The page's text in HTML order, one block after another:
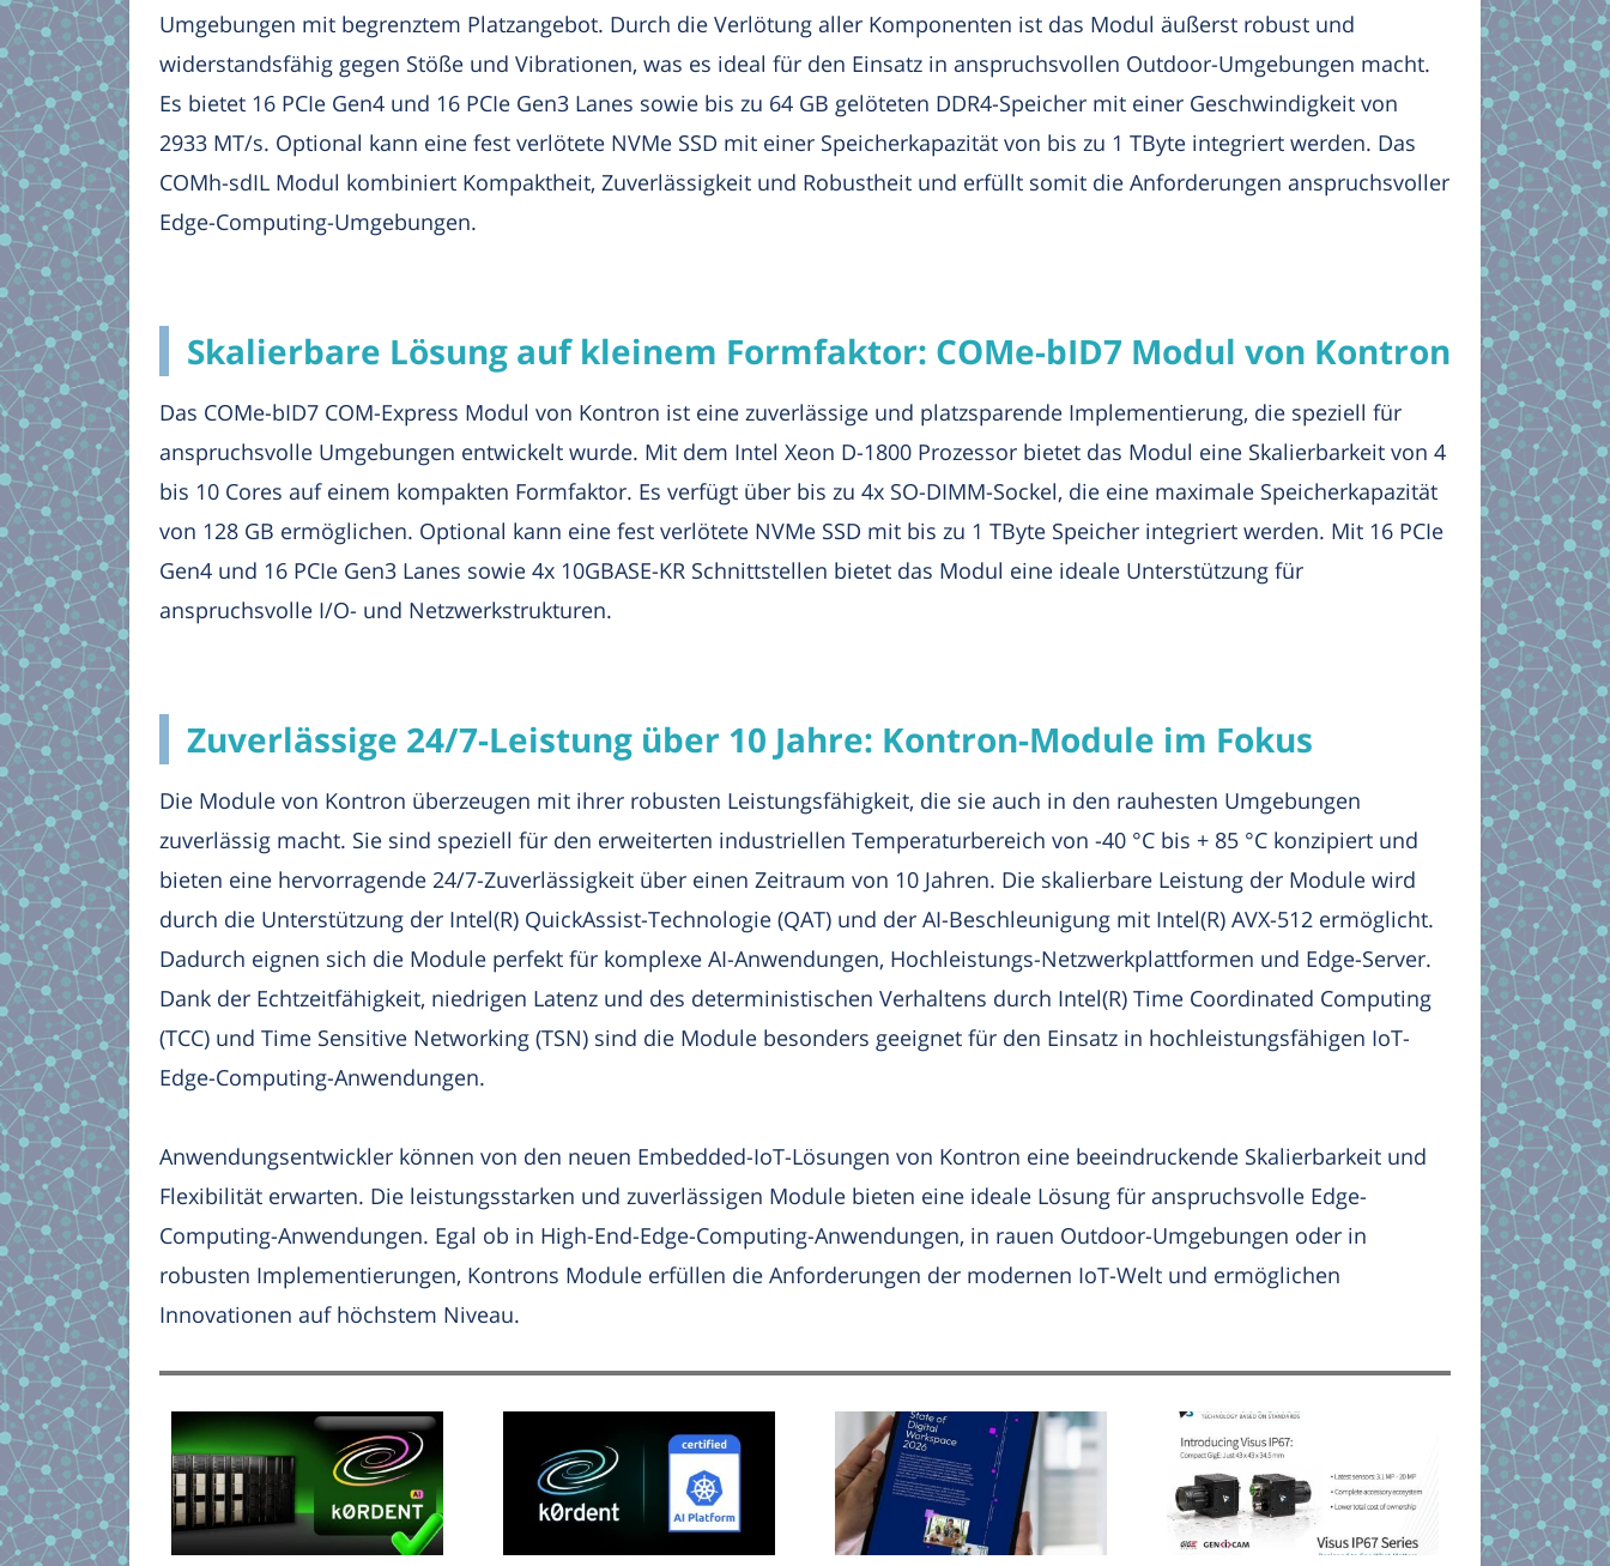
Umgebungen mit begrenztem Platzangebot. Durch die Verlötung aller Komponenten ist das Modul äußerst robust und
widerstandsfähig gegen Stöße und Vibrationen, was es ideal für den Einsatz in anspruchsvollen Outdoor-Umgebungen macht.
Es bietet 16 PCIe Gen4 und 16 PCIe Gen3 Lanes sowie bis zu 64 GB gelöteten DDR4-Speicher mit einer Geschwindigkeit von
2933 MT/s. Optional kann eine fest verlötete NVMe SSD mit einer Speicherkapazität von bis zu 1 TByte integriert werden. Das
COMh-sdIL Modul kombiniert Kompaktheit, Zuverlässigkeit und Robustheit und erfüllt somit die Anforderungen anspruchsvoller
Edge-Computing-Umgebungen.
Skalierbare Lösung auf kleinem Formfaktor: COMe-bID7 Modul von Kontron
Das COMe-bID7 COM-Express Modul von Kontron ist eine zuverlässige und platzsparende Implementierung, die speziell für
anspruchsvolle Umgebungen entwickelt wurde. Mit dem Intel Xeon D-1800 Prozessor bietet das Modul eine Skalierbarkeit von 4
bis 10 Cores auf einem kompakten Formfaktor. Es verfügt über bis zu 4x SO-DIMM-Sockel, die eine maximale Speicherkapazität
von 128 GB ermöglichen. Optional kann eine fest verlötete NVMe SSD mit bis zu 1 TByte Speicher integriert werden. Mit 16 PCIe
Gen4 und 16 PCIe Gen3 Lanes sowie 4x 10GBASE-KR Schnittstellen bietet das Modul eine ideale Unterstützung für
anspruchsvolle I/O- und Netzwerkstrukturen.
Zuverlässige 24/7-Leistung über 10 Jahre: Kontron-Module im Fokus
Die Module von Kontron überzeugen mit ihrer robusten Leistungsfähigkeit, die sie auch in den rauhesten Umgebungen
zuverlässig macht. Sie sind speziell für den erweiterten industriellen Temperaturbereich von -40 °C bis + 85 °C konzipiert und
bieten eine hervorragende 24/7-Zuverlässigkeit über einen Zeitraum von 10 Jahren. Die skalierbare Leistung der Module wird
durch die Unterstützung der Intel(R) QuickAssist-Technologie (QAT) und der AI-Beschleunigung mit Intel(R) AVX-512 ermöglicht.
Dadurch eignen sich die Module perfekt für komplexe AI-Anwendungen, Hochleistungs-Netzwerkplattformen und Edge-Server.
Dank der Echtzeitfähigkeit, niedrigen Latenz und des deterministischen Verhaltens durch Intel(R) Time Coordinated Computing
(TCC) und Time Sensitive Networking (TSN) sind die Module besonders geeignet für den Einsatz in hochleistungsfähigen IoT-
Edge-Computing-Anwendungen.
Anwendungsentwickler können von den neuen Embedded-IoT-Lösungen von Kontron eine beeindruckende Skalierbarkeit und
Flexibilität erwarten. Die leistungsstarken und zuverlässigen Module bieten eine ideale Lösung für anspruchsvolle Edge-
Computing-Anwendungen. Egal ob in High-End-Edge-Computing-Anwendungen, in rauen Outdoor-Umgebungen oder in
robusten Implementierungen, Kontrons Module erfüllen die Anforderungen der modernen IoT-Welt und ermöglichen
Innovationen auf höchstem Niveau.